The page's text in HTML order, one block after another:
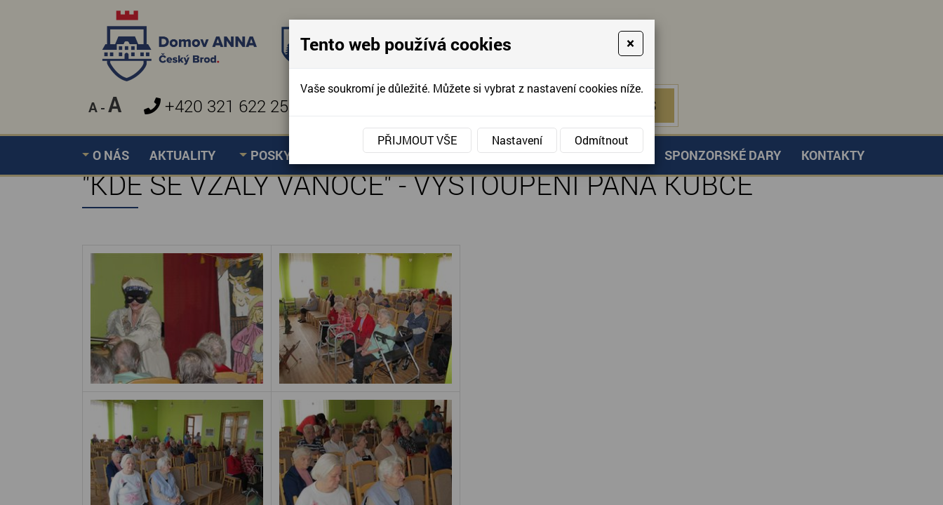
A - A +420 321 622 257 KONTAKTUJTE NÁS
KONTAKTUJTE NÁS
O NÁS AKTUALITY POSKYTOVANÉ SLUŽBY AKCE, FOTOGRAFIE DOBROVOLNICTVÍ SPONZORSKÉ DARY KONTAKTY
"KDE SE VZALY VÁNOCE" - VYSTOUPENÍ PANA KUBCE
Tento web používá cookies ×
Vaše soukromí je důležité. Můžete si vybrat z nastavení cookies níže.
PŘIJMOUT VŠE Nastavení Odmítnout